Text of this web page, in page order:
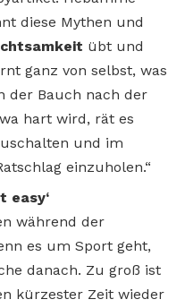
diese Mythen und
übt und
ganz von selbst, was
der Bauch nach der
hart wird, rät es
und im
einzuholen.“
easy‘
während der
es um Sport geht,
danach. Zu groß ist
kürzester Zeit wieder